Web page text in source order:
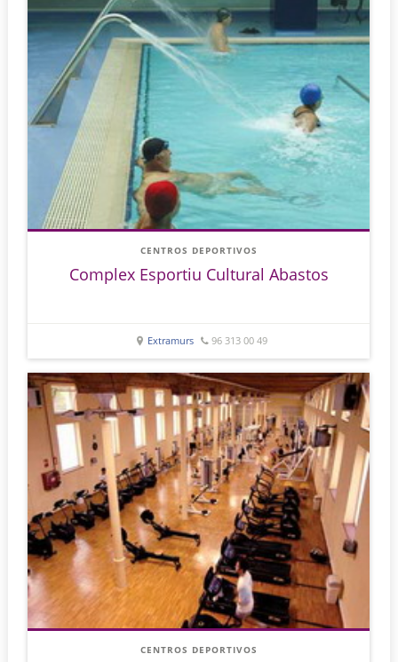
CENTROS DEPORTIVOS
Complex Esportiu Cultural Abastos
Extramurs 96 313 00 49
CENTROS DEPORTIVOS